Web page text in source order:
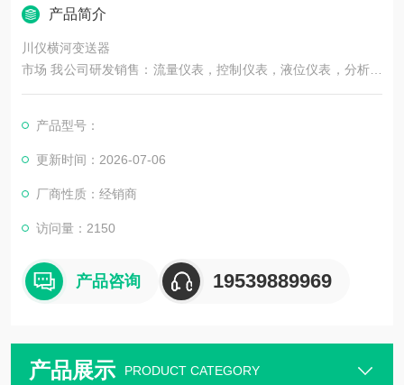
产品简介
川仪横河变送器
市场 我公司研发销售：流量仪表，控制仪表，液位仪表，分析仪
表，校验仪表，变送器，进口代理；测控技术服务等
产品型号：
更新时间：2026-07-06
厂商性质：经销商
访问量：2150
产品咨询 19539889969
产品展示 PRODUCT CATEGORY